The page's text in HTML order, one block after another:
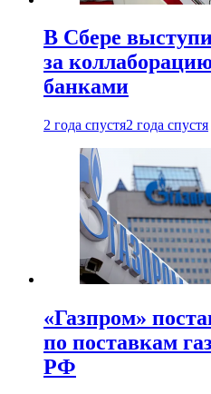
В Сбере
за
банками
2 года спустя2 года спустя
«Газпром»
по поставкам
РФ